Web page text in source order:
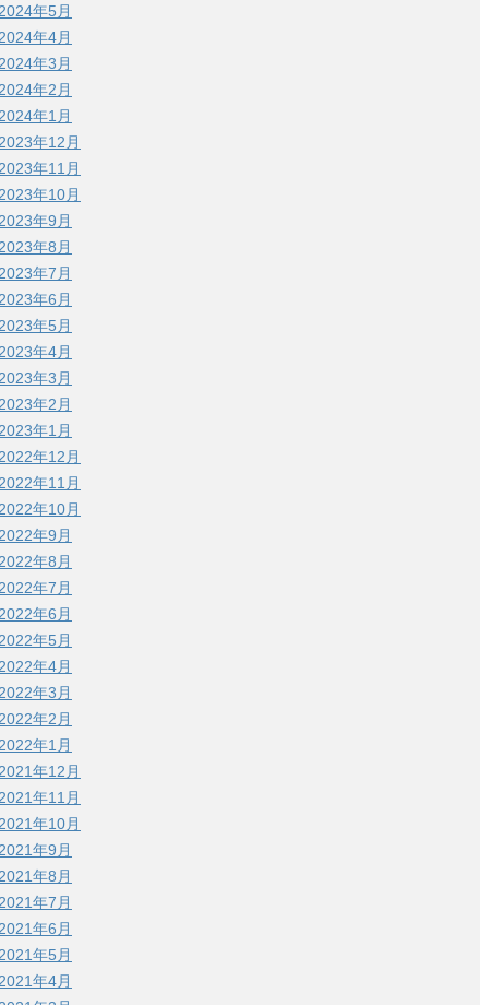
2024年5月
2024年4月
2024年3月
2024年2月
2024年1月
2023年12月
2023年11月
2023年10月
2023年9月
2023年8月
2023年7月
2023年6月
2023年5月
2023年4月
2023年3月
2023年2月
2023年1月
2022年12月
2022年11月
2022年10月
2022年9月
2022年8月
2022年7月
2022年6月
2022年5月
2022年4月
2022年3月
2022年2月
2022年1月
2021年12月
2021年11月
2021年10月
2021年9月
2021年8月
2021年7月
2021年6月
2021年5月
2021年4月